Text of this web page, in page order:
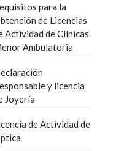
para la
de Licencias
Actividad de Clínicas
Ambulatoria
y licencia
Joyería
de Actividad de